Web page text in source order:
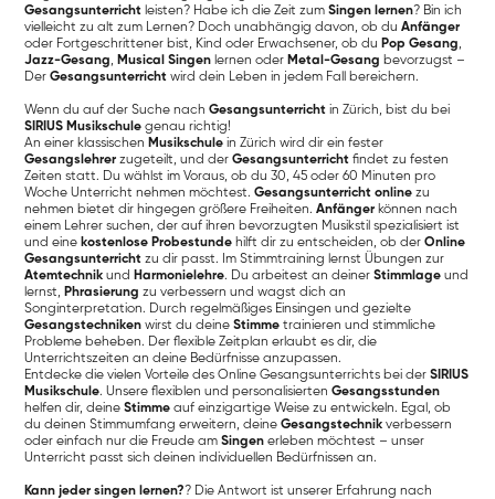
Gesangsunterricht leisten? Habe ich die Zeit zumSingen lernen? Bin ich
vielleicht zu alt zum Lernen? Doch unabhängig davon, ob duAnfänger
oder Fortgeschrittener bist, Kind oder Erwachsener, ob du Pop Gesang,
Jazz-Gesang, Musical Singen lernen oder Metal-Gesang bevorzugst –
DerGesangsunterricht wird dein Leben in jedem Fall bereichern.
Wenn du auf der Suche nachGesangsunterricht in Zürich, bist du bei
SIRIUS Musikschule genau richtig!
An einer klassischen Musikschule in Zürich wird dir ein fester
Gesangslehrer zugeteilt, und derGesangsunterricht findet zu festen
Zeiten statt. Du wählst im Voraus, ob du 30, 45 oder 60 Minuten pro
Woche Unterricht nehmen möchtest.Gesangsunterricht online zu
nehmen bietet dir hingegen größere Freiheiten.Anfänger können nach
einem Lehrer suchen, der auf ihren bevorzugten Musikstil spezialisiert ist
und eine kostenlose Probestunde hilft dir zu entscheiden, ob derOnline
Gesangsunterricht zu dir passt. Im Stimmtraining lernst Übungen zur
Atemtechnik und Harmonielehre. Du arbeitest an deinerStimmlage und
lernst, Phrasierung zu verbessern und wagst dich an
Songinterpretation. Durch regelmäßiges Einsingen und gezielte
Gesangstechniken wirst du deineStimme trainieren und stimmliche
Probleme beheben. Der flexible Zeitplan erlaubt es dir, die
Unterrichtszeiten an deine Bedürfnisse anzupassen.
Entdecke die vielen Vorteile des Online Gesangsunterrichts bei derSIRIUS
Musikschule. Unsere flexiblen und personalisiertenGesangsstunden
helfen dir, deineStimme auf einzigartige Weise zu entwickeln. Egal, ob
du deinen Stimmumfang erweitern, deineGesangstechnik verbessern
oder einfach nur die Freude amSingen erleben möchtest – unser
Unterricht passt sich deinen individuellen Bedürfnissen an.
Kann jeder singen lernen?? Die Antwort ist unserer Erfahrung nach